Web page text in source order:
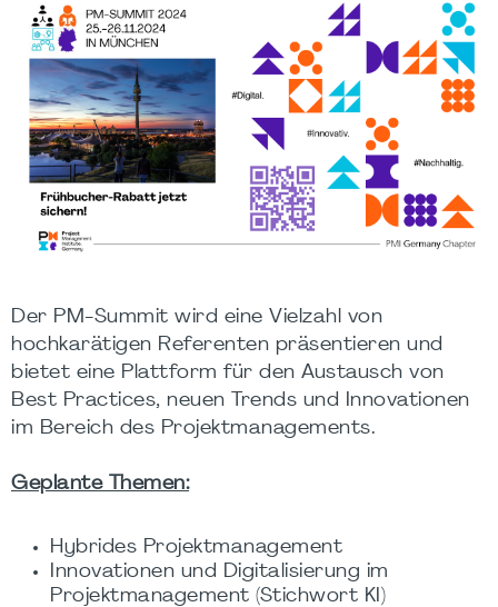
Der PM-Summit wird eine Vielzahl von
hochkarätigen Referenten präsentieren und
bietet eine Plattform für den Austausch von
Best Practices, neuen Trends und Innovationen
im Bereich des Projektmanagements.
Geplante Themen:
Hybrides Projektmanagement
Innovationen und Digitalisierung im
Projektmanagement (Stichwort KI)